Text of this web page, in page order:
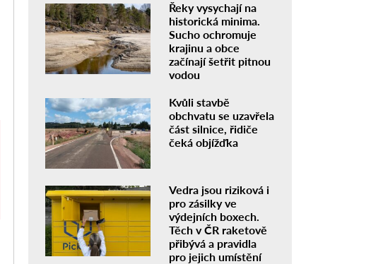
Řeky vysychají na
historická minima.
Sucho ochromuje
krajinu a obce
začínají šetřit pitnou
vodou
Kvůli stavbě
obchvatu se uzavřela
část silnice, řidiče
čeká objížďka
Vedra jsou riziková i
pro zásilky ve
výdejních boxech.
Těch v ČR raketově
přibývá a pravidla
pro jejich umístění